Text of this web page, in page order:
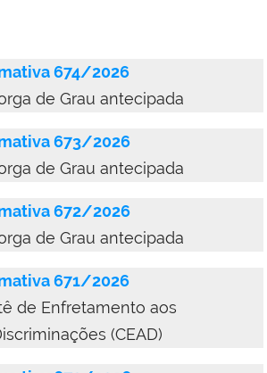
674/2026
de Grau antecipada
673/2026
de Grau antecipada
672/2026
de Grau antecipada
671/2026
de Enfretamento aos
(CEAD)